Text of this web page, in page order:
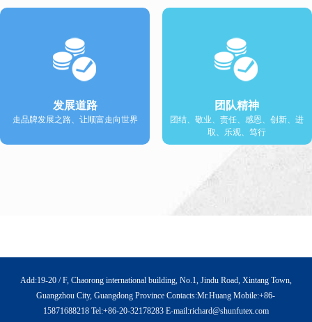
发展道路
走品牌发展之路、让顺富走向世界
团队精神
团结、敬业、责任、感恩、创新、进
取、乐观、笃行
Add:19-20 / F, Chaorong international building, No.1, Jindu Road, Xintang Town,
Guangzhou City, Guangdong Province Contacts:Mr.Huang Mobile:+86-
15871688218 Tel:+86-20-32178283 E-mail:richard@shunfutex.com